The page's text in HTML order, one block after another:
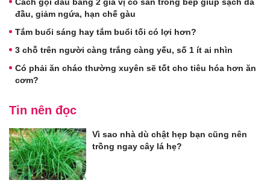
đầu, giảm ngứa, hạn chế gàu
Tắm buổi sáng hay tắm buổi tối có lợi hơn?
3 chỗ trên người càng trắng càng yếu, số 1 ít ai nhìn
Có phải ăn cháo thường xuyên sẽ tốt cho tiêu hóa hơn ăn
cơm?
Tin nên đọc
Vì sao nhà dù chật hẹp bạn cũng nên
trồng ngay cây lá hẹ?